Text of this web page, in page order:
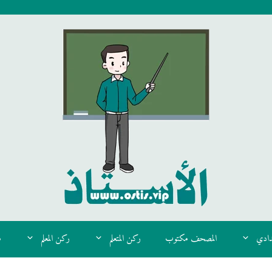
المصحف مكتوب ركن المتعلم ركن المعلم